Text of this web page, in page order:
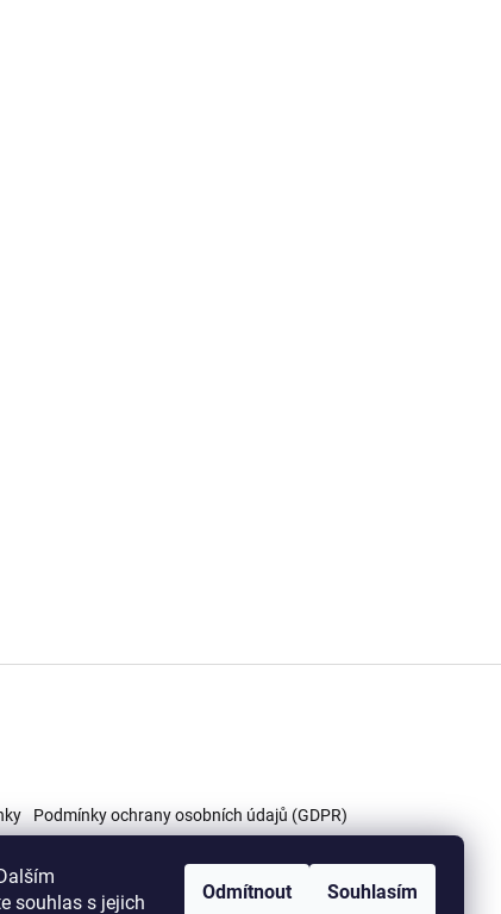
souhlas s jejich
Odmítnout Souhlasím
Podmínky ochrany osobních údajů (GDPR)